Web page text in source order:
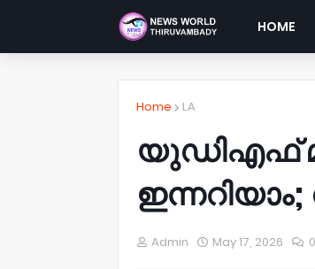
HOME
Home LA
യുഡിഎഫ്
Admin May 17, 2026